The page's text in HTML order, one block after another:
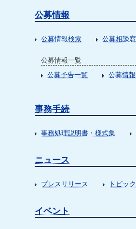
公募情報
公募情報検索 公募相談
公募情報一覧
公募予告一覧
公募情
事務手続
事務処理説明書・様式集
ニュース
プレスリリース トピッ
イベント